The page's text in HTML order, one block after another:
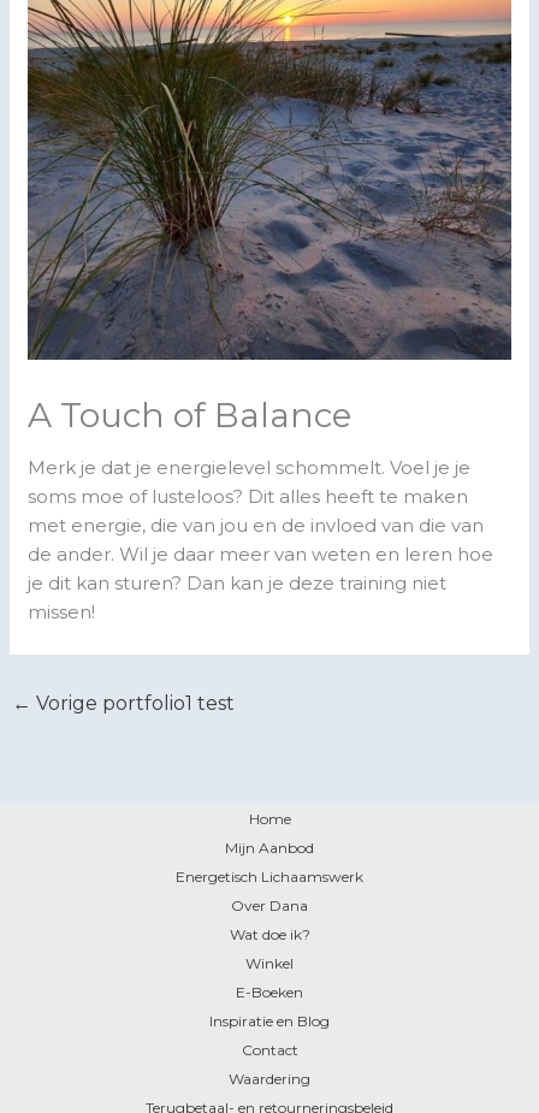
A Touch of Balance
Merk je dat je energielevel schommelt. Voel je je
soms moe of lusteloos? Dit alles heeft te maken
met energie, die van jou en de invloed van die van
de ander. Wil je daar meer van weten en leren hoe
je dit kan sturen? Dan kan je deze training niet
missen!
← Vorige portfolio1 test
Home
Mijn Aanbod
Energetisch Lichaamswerk
Over Dana
Wat doe ik?
Winkel
E-Boeken
Inspiratie en Blog
Contact
Waardering
Terugbetaal- en retourneringsbeleid